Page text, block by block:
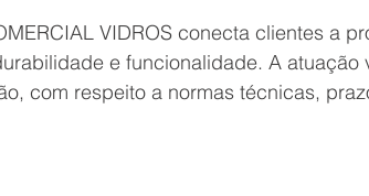
VIDROS conecta clientes a
e funcionalidade. A atuação
com respeito a normas técnicas,